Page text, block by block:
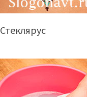
Стеклярус